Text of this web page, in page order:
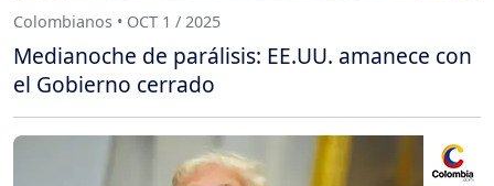
Colombianos • OCT 1 / 2025
Medianoche de parálisis: EE.UU. amanece con
el Gobierno cerrado